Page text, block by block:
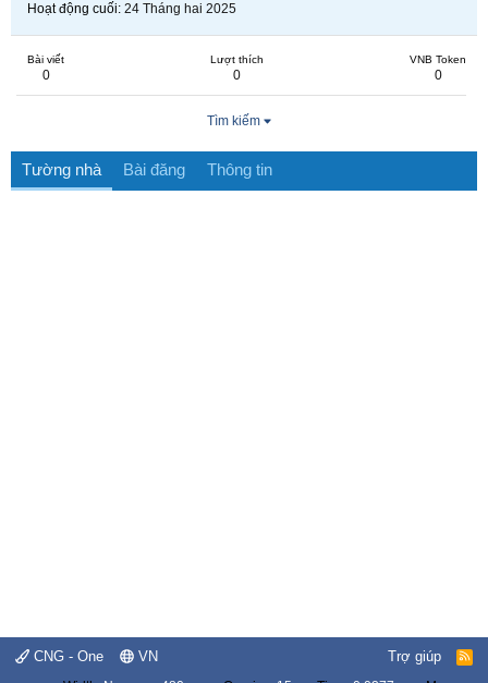
Hoạt động cuối 24 Tháng hai 2025
Bài viết
0
Lượt thích
0
VNB Token
0
Tìm kiếm
Tường nhà Bài đăng Thông tin
CNG - One VN Trợ giúp
R